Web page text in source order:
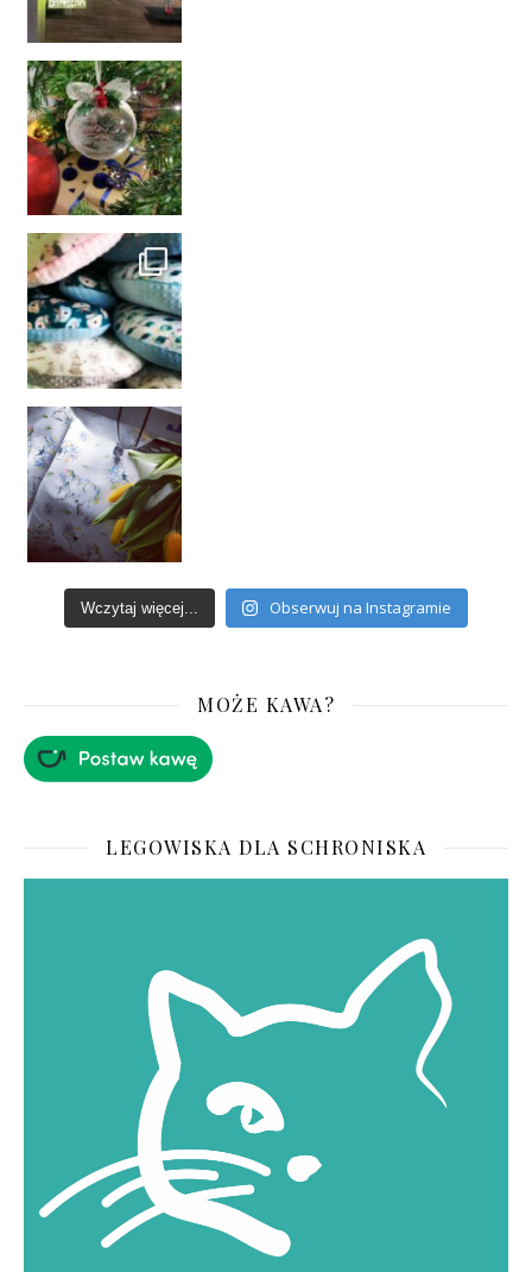
Wczytaj więcej... Obserwuj na Instagramie
MOŻE KAWA?
LEGOWISKA DLA SCHRONISKA